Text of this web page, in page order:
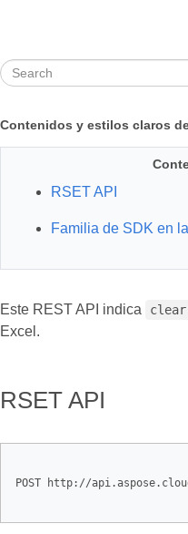
Contenidos y estilos claros
RSET API
Familia de SDK en
Este REST API indica clear
Excel.
RSET API
POST http://